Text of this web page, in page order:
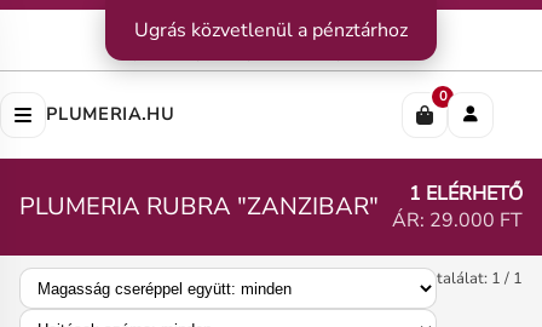
Kapcsolat|Szállítás|Fizetési módok
PLUMERIA.HU
0
PLUMERIA RUBRA "ZANZIBAR"
1 ELÉRHETŐ
ÁR: 29.000 FT
találat: 1 / 1
Ugrás közvetlenül a pénztárhoz